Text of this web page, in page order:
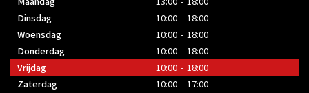
Dinsdag
10:00 - 18:00
Woensdag
10:00 - 18:00
Donderdag
10:00 - 18:00
Vrijdag
10:00 - 18:00
Zaterdag
10:00 - 17:00